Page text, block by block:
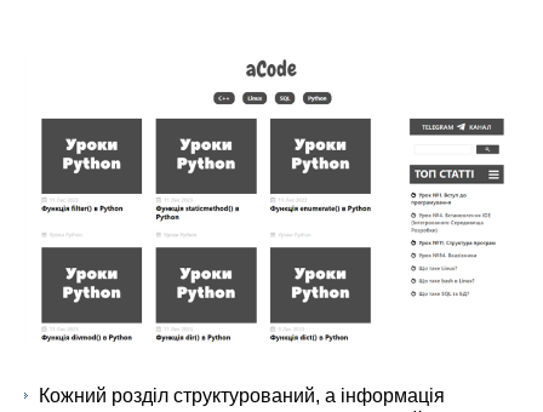
Кожний розділ структурований, а інформація